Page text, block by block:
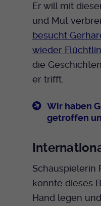
Er will mit
und Mut
besucht
wieder
die
er trifft.
Wir haben
getroffen
Schauspielerin
konnte dieses
Hand legen